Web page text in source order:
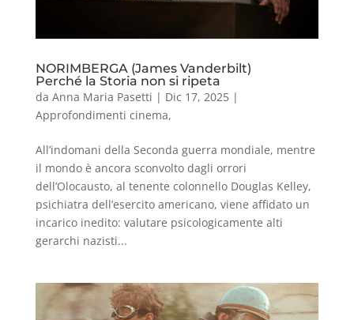
NORIMBERGA (James Vanderbilt)
Perché la Storia non si ripeta
da Anna Maria Pasetti | Dic 17, 2025|
Approfondimenti cinema,
All’indomani della Seconda guerra mondiale, mentre
il mondo è ancora sconvolto dagli orrori
dell’Olocausto, al tenente colonnello Douglas Kelley,
psichiatra dell’esercito americano, viene affidato un
incarico inedito: valutare psicologicamente alti
gerarchi nazisti...